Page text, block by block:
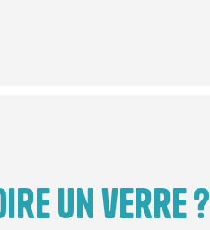
un verre ?